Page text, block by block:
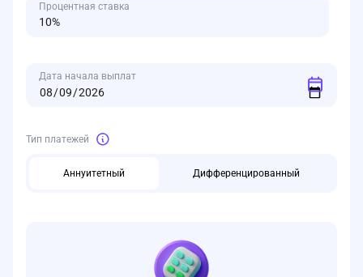
Процентная ставка
Дата начала выплат
Тип платежей
Аннуитетный Дифференцированный